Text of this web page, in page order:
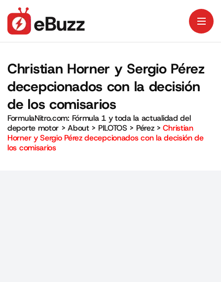
Christian Horner y Sergio Pérez
decepcionados con la decisión
de los comisarios
FormulaNitro.com: Fórmula 1 y toda la actualidad del
deporte motor >About> PILOTOS > Pérez>Christian
Horner y Sergio Pérez decepcionados con la decisión de
los comisarios